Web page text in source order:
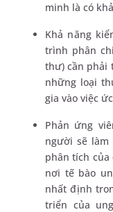
minh là có
Khả năng
trình phân
thư) cần phải
những loại
gia vào việc
Phản ứng
người sẽ
phân tích
nơi tế bào
nhất định
triển của